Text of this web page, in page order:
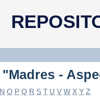
"Madres -
-
N O P Q R S T U V W X Y Z